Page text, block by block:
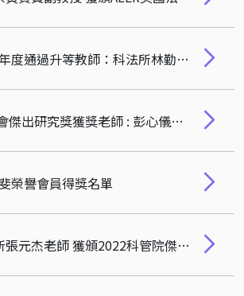
本院110學年度通過升等教師：科法所林勤富教授、經濟系黃賀寶副教授、計財系潘虹華副教授、經濟系郭俊宏副教授
2022 厚德會傑出研究獎獲獎老師 : 彭心儀特聘教授、徐茉莉特聘教授、林靜儀教授 🎉🎉🎉
榮譽會員得獎名單
恭賀 科管所張元杰老師 獲頒2022科管院傑出產學研究獎！🎉🎉🎉